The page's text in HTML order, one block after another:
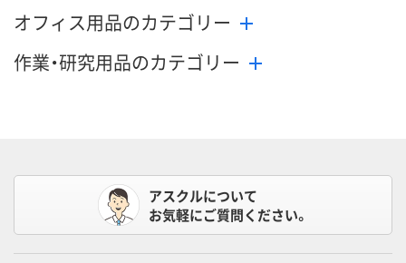
オフィス用品のカテゴリー
作業・研究用品のカテゴリー
アスクルについて
お気軽にご質問ください。